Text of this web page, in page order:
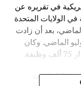
في تقريره عن
الولايات المتحدة
الماضي، بعد أن زادت
يوليو الماضي. وكان
37% حتى الآن هذا العام بعد